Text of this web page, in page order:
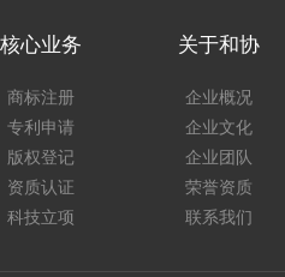
核心业务
商标注册
专利申请
版权登记
资质认证
科技立项
关于和协
企业概况
企业文化
企业团队
荣誉资质
联系我们